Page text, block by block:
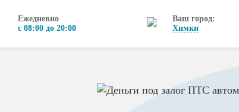
Ежедневно
с 08:00 до 20:00
Ваш город:
Химки